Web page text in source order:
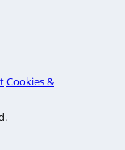
Cookies &